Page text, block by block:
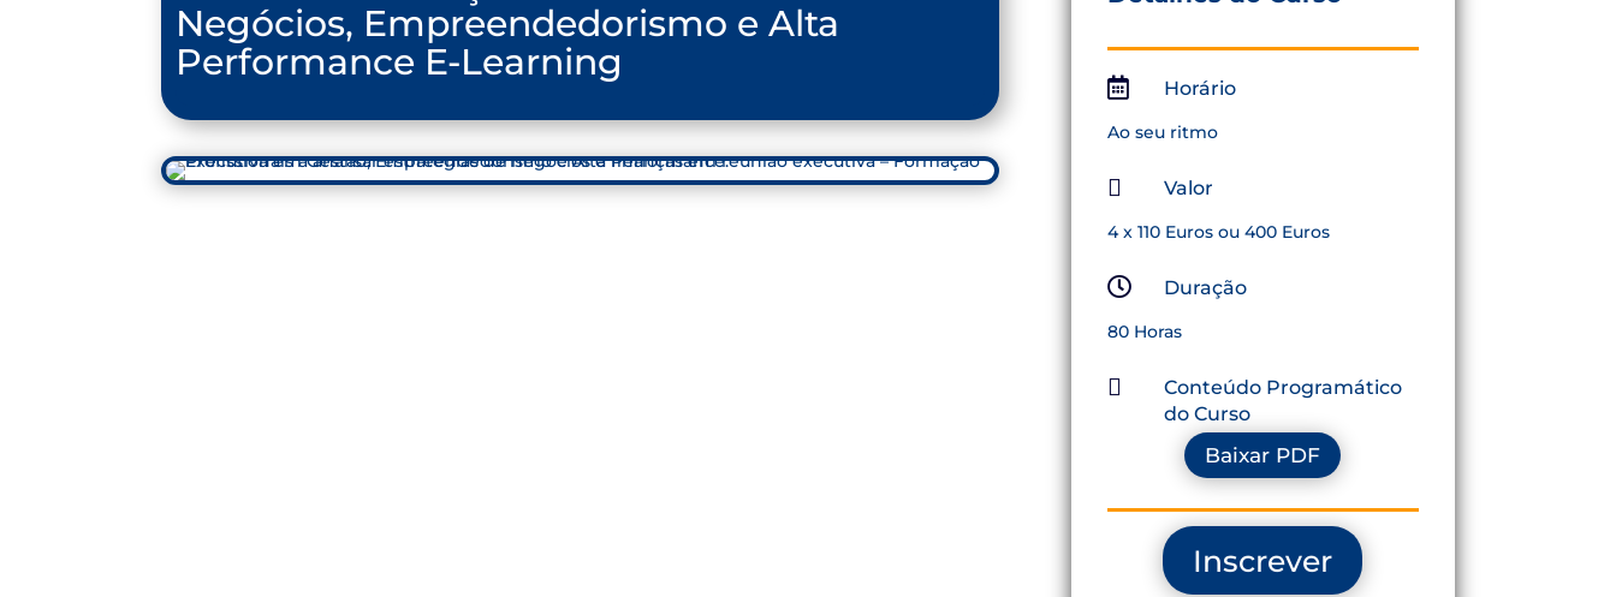
Negócios, Empreendedorismo e Alta
Performance E-Learning
 Horário
Ao seu ritmo
 Valor
4 x 110 Euros ou 400 Euros
 Duração
80 Horas

Conteúdo Programático
do Curso
Baixar PDF
Inscrever